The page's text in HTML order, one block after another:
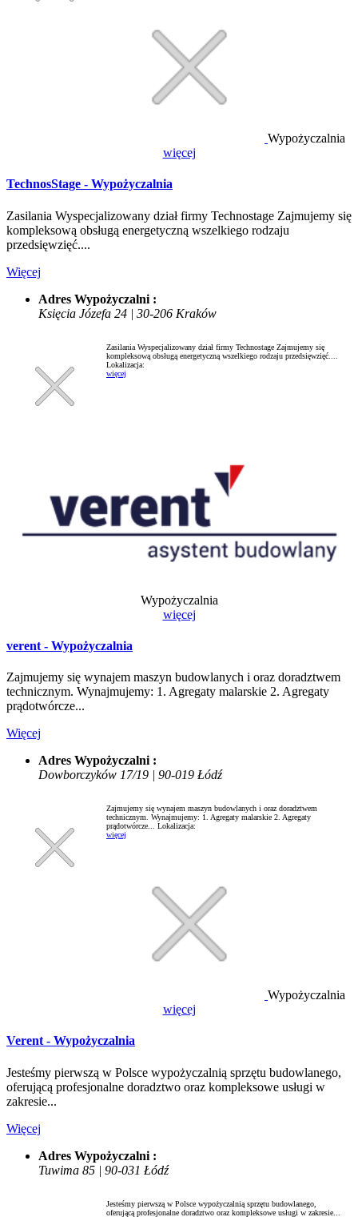
Wypożyczalnia
więcej
TechnosStage - Wypożyczalnia
Zasilania Wyspecjalizowany dział firmy Technostage Zajmujemy się
kompleksową obsługą energetyczną wszelkiego rodzaju
przedsięwzięć....
Więcej
Adres Wypożyczalni :
Księcia Józefa 24 | 30-206 Kraków
Zasilania Wyspecjalizowany dział firmy Technostage Zajmujemy się
kompleksową obsługą energetyczną wszelkiego rodzaju przedsięwzięć....
Lokalizacja:
więcej
Wypożyczalnia
więcej
verent - Wypożyczalnia
Zajmujemy się wynajem maszyn budowlanych i oraz doradztwem
technicznym. Wynajmujemy: 1. Agregaty malarskie 2. Agregaty
prądotwórcze...
Więcej
Adres Wypożyczalni :
Dowborczyków 17/19 | 90-019 Łódź
Zajmujemy się wynajem maszyn budowlanych i oraz doradztwem
technicznym. Wynajmujemy: 1. Agregaty malarskie 2. Agregaty
prądotwórcze... Lokalizacja:
więcej
Wypożyczalnia
więcej
Verent - Wypożyczalnia
Jesteśmy pierwszą w Polsce wypożyczalnią sprzętu budowlanego,
oferującą profesjonalne doradztwo oraz kompleksowe usługi w
zakresie...
Więcej
Adres Wypożyczalni :
Tuwima 85 | 90-031 Łódź
Jesteśmy pierwszą w Polsce wypożyczalnią sprzętu budowlanego,
oferującą profesjonalne doradztwo oraz kompleksowe usługi w zakresie...